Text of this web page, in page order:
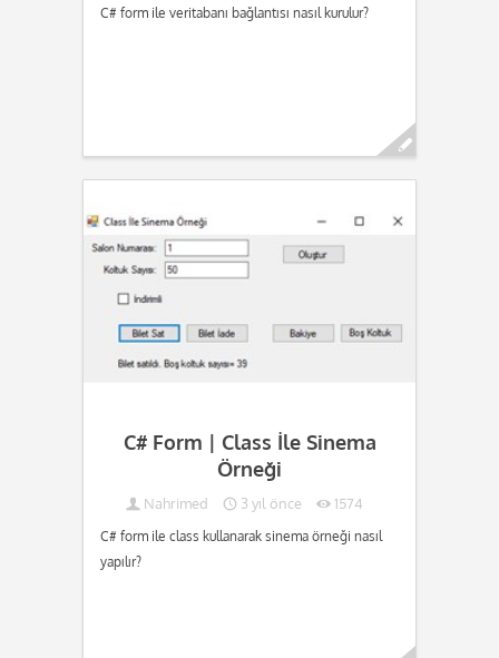
C# form ile veritabanı bağlantısı nasıl kurulur?
C# Form | Class İle Sinema
Örneği
Nahrimed 3 yıl önce 1574
C# form ile class kullanarak sinema örneği nasıl
yapılır?